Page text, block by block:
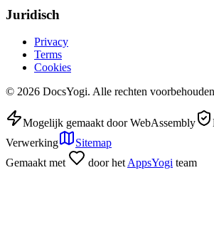
Juridisch
Privacy
Terms
Cookies
© 2026 DocsYogi. Alle rechten
Mogelijk gemaakt door WebAssembly
Verwerking
Sitemap
Gemaakt met
door het AppsYogi team